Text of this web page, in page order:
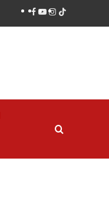
facebook
youtube
instagram
tiktok